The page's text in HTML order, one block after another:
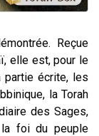
Reçue
elle est, pour le
partie écrite, les
la Torah
des Sages,
foi du peuple